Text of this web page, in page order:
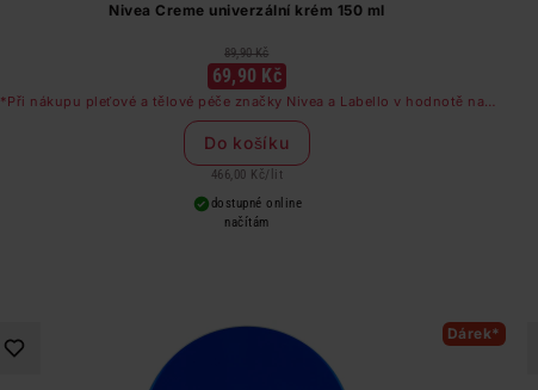
Nivea Creme univerzální krém 150 ml
89,90 Kč
69,90 Kč
*Při nákupu pleťové a tělové péče značky Nivea a Labello v hodnotě nad
249 Kč dostanete odličovač očí zdarma
Do košíku
466,00 Kč/ lit
dostupné online
načítám
Dárek*